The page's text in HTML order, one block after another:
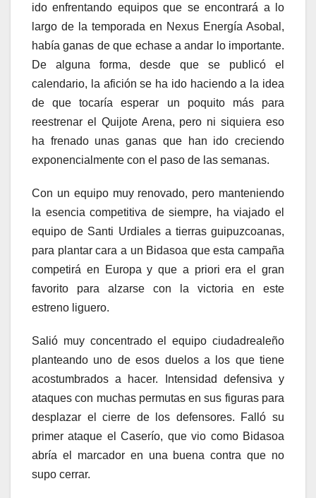
ido enfrentando equipos que se encontrará a lo
largo de la temporada en Nexus Energía Asobal,
había ganas de que echase a andar lo importante.
De alguna forma, desde que se publicó el
calendario, la afición se ha ido haciendo a la idea
de que tocaría esperar un poquito más para
reestrenar el Quijote Arena, pero ni siquiera eso
ha frenado unas ganas que han ido creciendo
exponencialmente con el paso de las semanas.
Con un equipo muy renovado, pero manteniendo
la esencia competitiva de siempre, ha viajado el
equipo de Santi Urdiales a tierras guipuzcoanas,
para plantar cara a un Bidasoa que esta campaña
competirá en Europa y que a priori era el gran
favorito para alzarse con la victoria en este
estreno liguero.
Salió muy concentrado el equipo ciudadrealeño
planteando uno de esos duelos a los que tiene
acostumbrados a hacer. Intensidad defensiva y
ataques con muchas permutas en sus figuras para
desplazar el cierre de los defensores. Falló su
primer ataque el Caserío, que vio como Bidasoa
abría el marcador en una buena contra que no
supo cerrar.